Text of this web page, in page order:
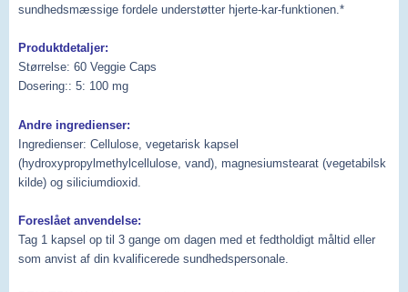
sundhedsmæssige fordele understøtter hjerte-kar-funktionen.*
Produktdetaljer:
Størrelse: 60 Veggie Caps
Dosering:: 5: 100 mg
Andre ingredienser:
Ingredienser: Cellulose, vegetarisk kapsel
(hydroxypropylmethylcellulose, vand), magnesiumstearat (vegetabilsk
kilde) og siliciumdioxid.
Foreslået anvendelse:
Tag 1 kapsel op til 3 gange om dagen med et fedtholdigt måltid eller
som anvist af din kvalificerede sundhedspersonale.